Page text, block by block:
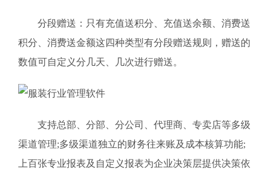
分段赠送：只有充值送积分、充值送余额、消费送
积分、消费送金额这四种类型有分段赠送规则，赠送的
数值可自定义分几天、几次进行赠送。
支持总部、分部、分公司、代理商、专卖店等多级
渠道管理;多级渠道独立的财务往来账及成本核算功能;
上百张专业报表及自定义报表为企业决策层提供决策依